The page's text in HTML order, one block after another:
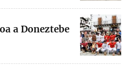
a Doneztebe